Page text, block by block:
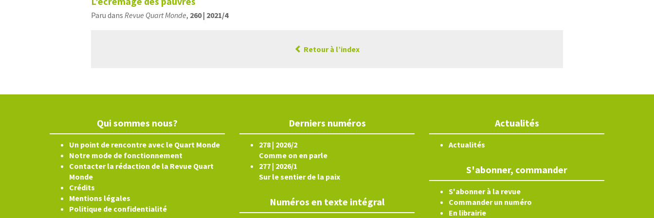
Paru dans Revue Quart Monde, 260 | 2021/4
Retour à l’index
Qui sommes nous?
Un point de rencontre avec le Quart Monde
Notre mode de fonctionnement
Contacter la rédaction de la Revue Quart
Monde
Crédits
Mentions légales
Politique de confidentialité
Derniers numéros
278 | 2026/2
Comme on en parle
277 | 2026/1
Sur le sentier de la paix
Numéros en texte intégral
Actualités
Actualités
S'abonner, commander
S'abonner à la revue
Commander un numéro
En librairie